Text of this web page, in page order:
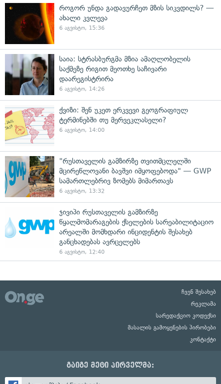
როგორ უნდა გადავურჩეთ მზის სიკვდილს? —
ახალი კვლევა
6 აგვისტო, 15:36
საია: სტრასბურგმა მზია ამაღლობელის
საქმეზე რიგით მეოთხე საჩივარი
დაარეგისტრირა
6 აგვისტო, 14:26
ქვიზი: შენ უკეთ ერკვევი გეოგრაფიულ
ტერმინებში თუ მერვეკლასელი?
6 აგვისტო, 14:00
"რუსთაველის გამზირზე თვითმცლელში
მცირეწლოვანი ბავშვი იმყოფებოდა" — GWP
სამართლებრივ ზომებს მიმართავს
6 აგვისტო, 13:32
ჯივიპი რუსთაველის გამზირზე
წყალმომარაგების ქსელების სარეაბილიტაციო
არეალში მომხდარი ინციდენტის შესახებ
განცხადებას ავრცელებს
6 აგვისტო, 12:40
ჩვენ შესახებ
რეკლამა
სარედაქციო კოდექსი
მასალის გამოყენების პირობები
კონტაქტი
გაიგე მეტი პირველმა: